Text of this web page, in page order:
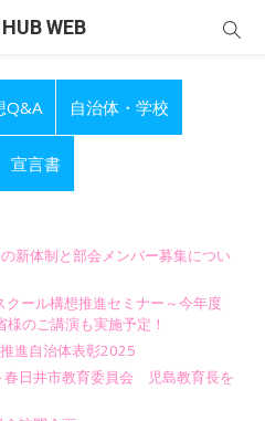
WEB
Q&A 自治体・学校
宣言書
新体制と部会メンバー募集につい
クール構想推進セミナー～今年度
のご講演も実施予定！
進自治体表彰2025
春日井市教育委員会 児島教育長を